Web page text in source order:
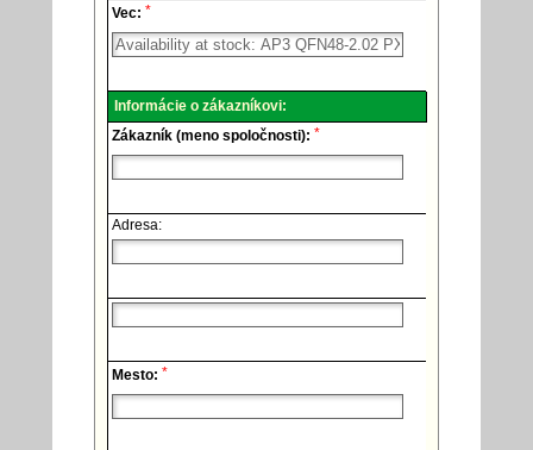
podpora.
Vec: *
Informácie o zákazníkovi:
Zákazník (meno spoločnosti): *
Adresa:
Mesto: *